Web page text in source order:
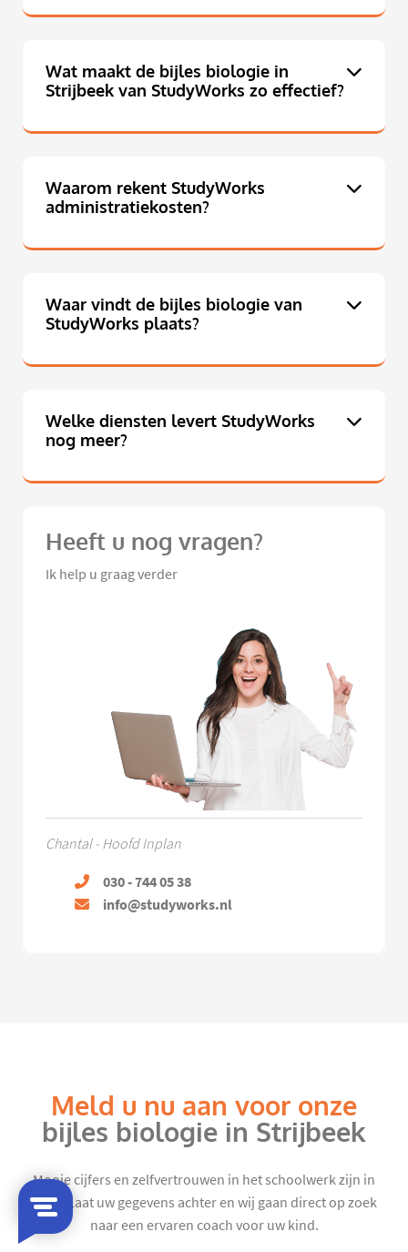
Wat maakt de bijles biologie in
Strijbeek van StudyWorks zo effectief?
Waarom rekent StudyWorks
administratiekosten?
Waar vindt de bijles biologie van
StudyWorks plaats?
Welke diensten levert StudyWorks
nog meer?
Heeft u nog vragen?
Ik help u graag verder
Chantal - Hoofd Inplan
030 - 744 05 38
info@studyworks.nl
Meld u nu aan voor onze
bijles biologie in Strijbeek
Mooie cijfers en zelfvertrouwen in het schoolwerk zijn in
zicht. Laat uw gegevens achter en wij gaan direct op zoek
naar een ervaren coach voor uw kind.